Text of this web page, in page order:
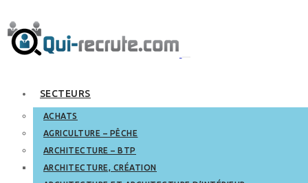
SECTEURS
ACHATS
AGRICULTURE – PÊCHE
ARCHITECTURE – BTP
ARCHITECTURE, CRÉATION